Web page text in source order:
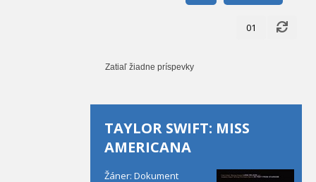
01
Zatiaľ žiadne príspevky
TAYLOR SWIFT: MISS
AMERICANA
Žáner: Dokument